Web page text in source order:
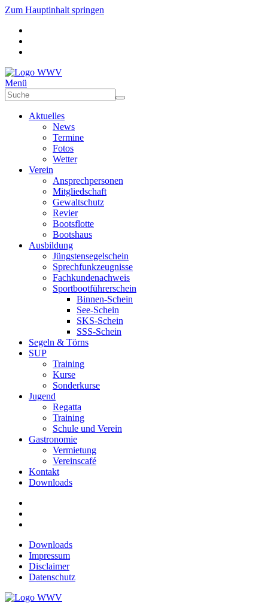
Zum Hauptinhalt springen
Menü
Aktuelles
News
Termine
Fotos
Wetter
Verein
Ansprechpersonen
Mitgliedschaft
Gewaltschutz
Revier
Bootsflotte
Bootshaus
Ausbildung
Jüngstensegelschein
Sprechfunkzeugnisse
Fachkundenachweis
Sportbootführerschein
Binnen-Schein
See-Schein
SKS-Schein
SSS-Schein
Segeln & Törns
SUP
Training
Kurse
Sonderkurse
Jugend
Regatta
Training
Schule und Verein
Gastronomie
Vermietung
Vereinscafé
Kontakt
Downloads
Downloads
Impressum
Disclaimer
Datenschutz